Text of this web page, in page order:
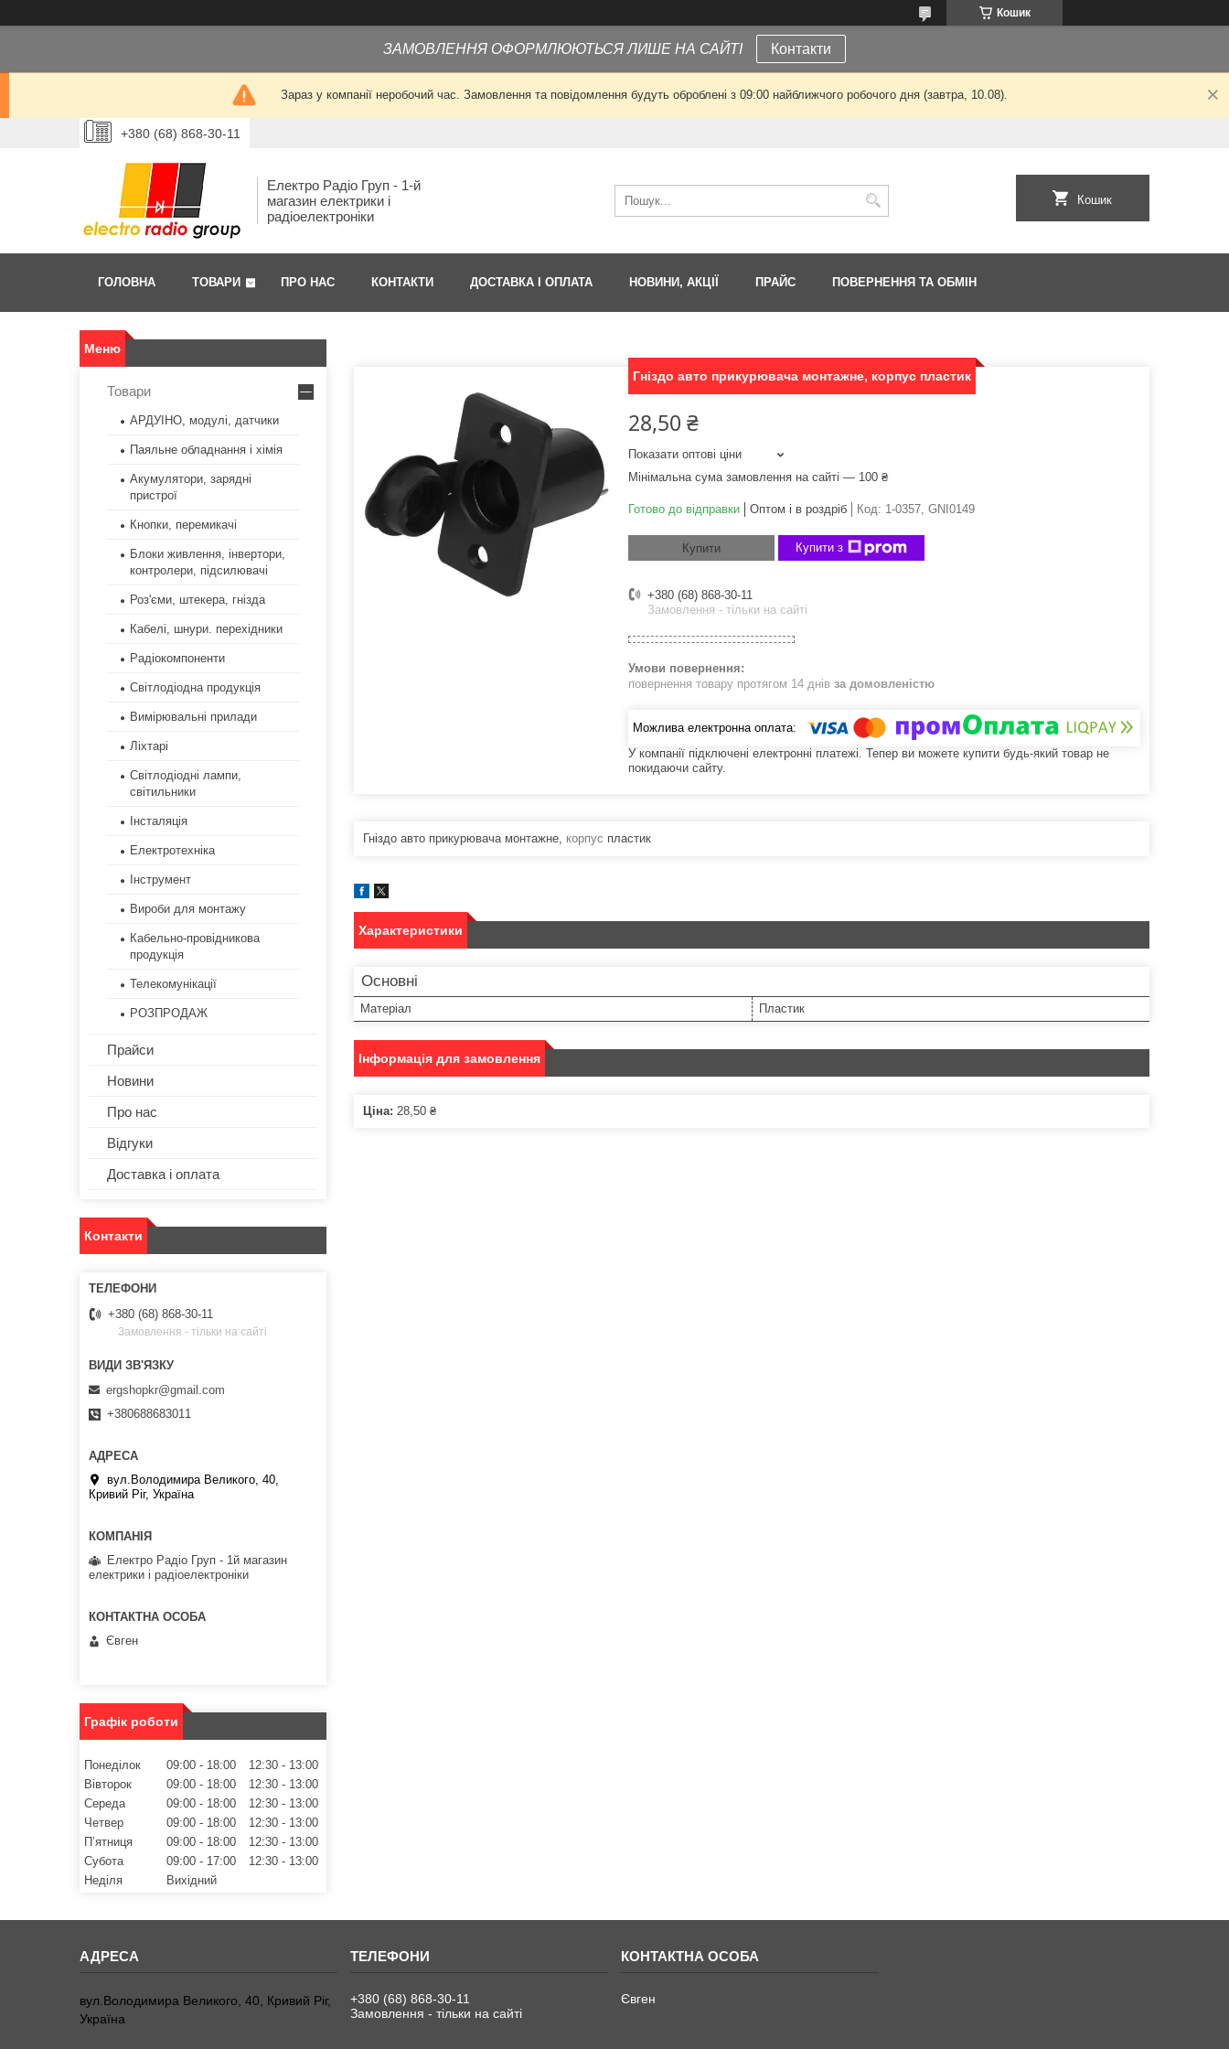
Кошик
ЗАМОВЛЕННЯ ОФОРМЛЮЮТЬСЯ ЛИШЕ НА САЙТІ Контакти
Зараз у компанії неробочий час. Замовлення та повідомлення будуть оброблені з 09:00 найближчого робочого дня (завтра, 10.08).
+380 (68) 868-30-11
Електро Радіо Груп - 1-й
магазин електрики і
радіоелектроніки
Кошик
ГОЛОВНА ТОВАРИ ПРО НАС КОНТАКТИ ДОСТАВКА І ОПЛАТА НОВИНИ, АКЦІЇ ПРАЙС ПОВЕРНЕННЯ ТА ОБМІН
Гніздо авто прикурювача монтажне, корпус пластик
28,50 ₴
Показати оптові ціни
Мінімальна сума замовлення на сайті — 100 ₴
Готово до відправки Оптом і в роздріб Код: 1-0357, GNI0149
Купити Купити з
+380 (68) 868-30-11
Замовлення - тільки на сайті
повернення товару протягом 14 днів за домовленістю
У компанії підключені електронні платежі. Тепер ви можете купити будь-який товар не
покидаючи сайту.
Гніздо авто прикурювача монтажне, корпус пластик
Характеристики
Основні
Матеріал Пластик
Інформація для замовлення
Ціна: 28,50 ₴
Товари
АРДУІНО, модулі, датчики
Паяльне обладнання і хімія
Акумулятори, зарядні
пристрої
Кнопки, перемикачі
Блоки живлення, інвертори,
контролери, підсилювачі
Роз'єми, штекера, гнізда
Кабелі, шнури. перехідники
Радіокомпоненти
Світлодіодна продукція
Вимірювальні прилади
Ліхтарі
Світлодіодні лампи,
світильники
Інсталяція
Електротехніка
Інструмент
Вироби для монтажу
Кабельно-провідникова
продукція
Телекомунікації
РОЗПРОДАЖ
Прайси
Новини
Про нас
Відгуки
Доставка і оплата
Контакти
+380 (68) 868-30-11
Замовлення - тільки на сайті
ergshopkr@gmail.com
+380688683011
вул.Володимира Великого, 40,
Кривий Ріг, Україна
Електро Радіо Груп - 1й магазин
електрики і радіоелектроніки
Євген
Графік роботи
Понеділок 09:00 18:00 12:30
13:00
Вівторок
09:00 18:00 12:30
13:00
Середа
09:00 18:00 12:30
13:00
Четвер
09:00 18:00 12:30
13:00
Пʼятниця
09:00 18:00 12:30
13:00
Субота
09:00 17:00 12:30
13:00
Неділя
Вихідний
вул.Володимира Великого, 40, Кривий Ріг,
Україна
+380 (68) 868-30-11
Замовлення - тільки на сайті
Євген